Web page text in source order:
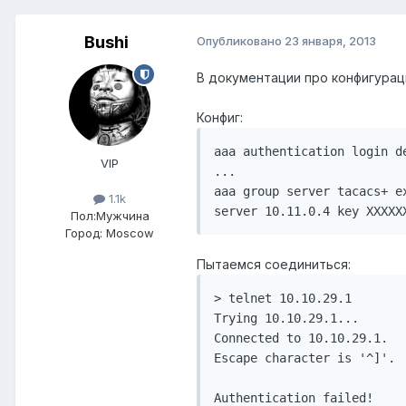
Bushi
VIP
1.1k
Пол:Мужчина
Город: Moscow
Опубликовано 23 января, 2013
В документации про
Конфиг:
aaa authentication login
...
aaa group server tacacs+
Пытаемся соединиться:
> telnet 10.10.29.1
Trying 10.10.29.1...
Connected to 10.10.29.1.
Escape character is '^]'.
Authentication failed!